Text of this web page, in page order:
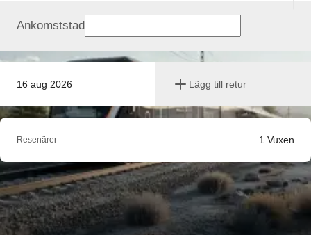
16 aug 2026 Lägg till retur
Ankomststad
Resenärer 1 Vuxen